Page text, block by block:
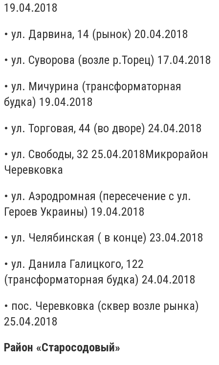
19.04.2018
• ул. Дарвина, 14 (рынок) 20.04.2018
• ул. Суворова (возле р.Торец) 17.04.2018
• ул. Мичурина (трансформаторная
будка) 19.04.2018
• ул. Торговая, 44 (во дворе) 24.04.2018
• ул. Свободы, 32 25.04.2018Микрорайон
Черевковка
• ул. Аэродромная (пересечение с ул.
Героев Украины) 19.04.2018
• ул. Челябинская ( в конце) 23.04.2018
• ул. Данила Галицкого, 122
(трансформаторная будка) 24.04.2018
• пос. Черевковка (сквер возле рынка)
25.04.2018
Район «Старосодовый»